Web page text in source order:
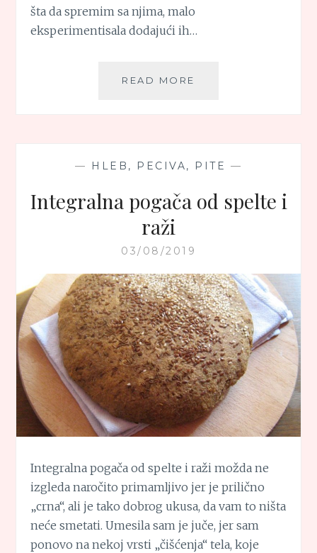
šta da spremim sa njima, malo
eksperimentisala dodajući ih…
READ MORE
— HLEB, PECIVA, PITE —
Integralna pogača od spelte i
raži
03/08/2019
Integralna pogača od spelte i raži možda ne
izgleda naročito primamljivo jer je prilično
„crna“, ali je tako dobrog ukusa, da vam to ništa
neće smetati. Umesila sam je juče, jer sam
ponovo na nekoj vrsti „čišćenja“ tela, koje